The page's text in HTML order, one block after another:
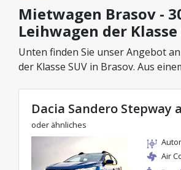
Mietwagen Brasov -
Leihwagen der Klasse
Unten finden Sie unser Angebot
der Klasse SUV in Brasov. Aus
aus der gewählten Kategorie
attraktiven Preisen ab nur 35€/Tag.
Dacia Sandero Stepway
oder ähnliches
Air